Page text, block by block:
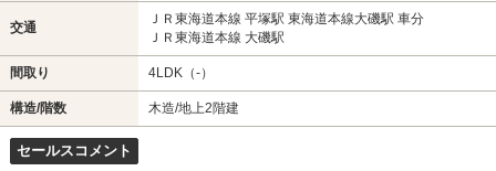
交通
ＪＲ東海道本線 平塚駅 東海道本線大磯駅 車分
ＪＲ東海道本線 大磯駅
間取り 4LDK（-）
構造/階数 木造/地上2階建
セールスコメント